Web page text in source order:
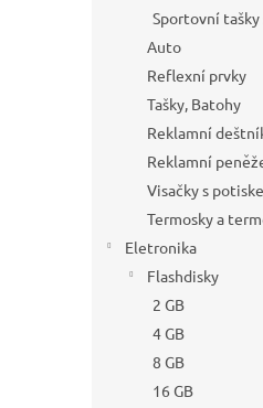
Sportovní
Auto
Reflexní prvky
Tašky, Batohy
Reklamní
Reklamní
Visačky s
Termosky a
Eletronika
Flashdisky
2 GB
4 GB
8 GB
16 GB